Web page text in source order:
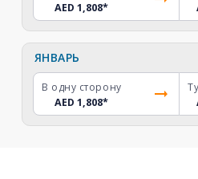
AED 1,808*
ЯНВАРЬ
В одну сторону
AED 1,808*